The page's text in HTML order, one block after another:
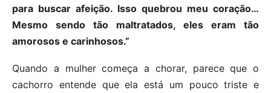
para buscar afeição. Isso quebrou meu coração…
Mesmo sendo tão maltratados, eles eram tão
amorosos e carinhosos.”
Quando a mulher começa a chorar, parece que o
cachorro entende que ela está um pouco triste e